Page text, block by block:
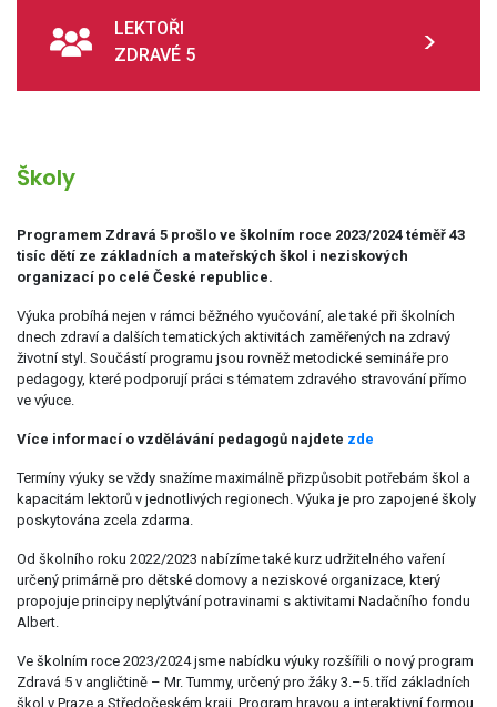
LEKTOŘI
ZDRAVÉ 5
Školy
Programem Zdravá 5 prošlo ve školním roce 2023/2024 téměř 43
tisíc dětí ze základních a mateřských škol i neziskových
organizací po celé České republice.
Výuka probíhá nejen v rámci běžného vyučování, ale také při školních
dnech zdraví a dalších tematických aktivitách zaměřených na zdravý
životní styl. Součástí programu jsou rovněž metodické semináře pro
pedagogy, které podporují práci s tématem zdravého stravování přímo
ve výuce.
Více informací o vzdělávání pedagogů najdete zde
Termíny výuky se vždy snažíme maximálně přizpůsobit potřebám škol a
kapacitám lektorů v jednotlivých regionech. Výuka je pro zapojené školy
poskytována zcela zdarma.
Od školního roku 2022/2023 nabízíme také kurz udržitelného vaření
určený primárně pro dětské domovy a neziskové organizace, který
propojuje principy neplýtvání potravinami s aktivitami Nadačního fondu
Albert.
Ve školním roce 2023/2024 jsme nabídku výuky rozšířili o nový program
Zdravá 5 v angličtině – Mr. Tummy, určený pro žáky 3.–5. tříd základních
škol v Praze a Středočeském kraji. Program hravou a interaktivní formou